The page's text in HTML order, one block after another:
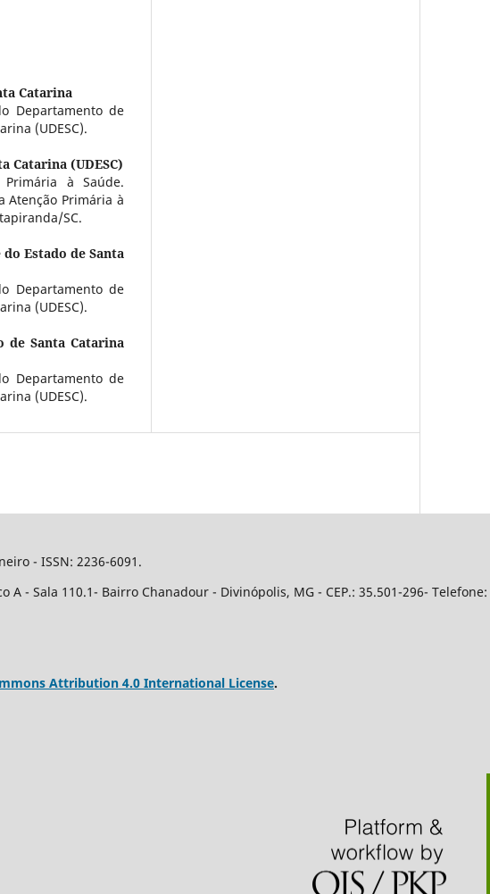
Catarina
Departamento de
(UDESC).
Catarina (UDESC)
à Saúde.
Atenção Primária à
SC.
Estado de Santa
Departamento de
(UDESC).
de Santa Catarina
Departamento de
(UDESC).
- ISSN: 2236-6091.
A - Sala 110.1- Bairro Chanadour - Divinópolis, MG - CEP.: 35.501-296- Telefone:
Attribution 4.0 International License.